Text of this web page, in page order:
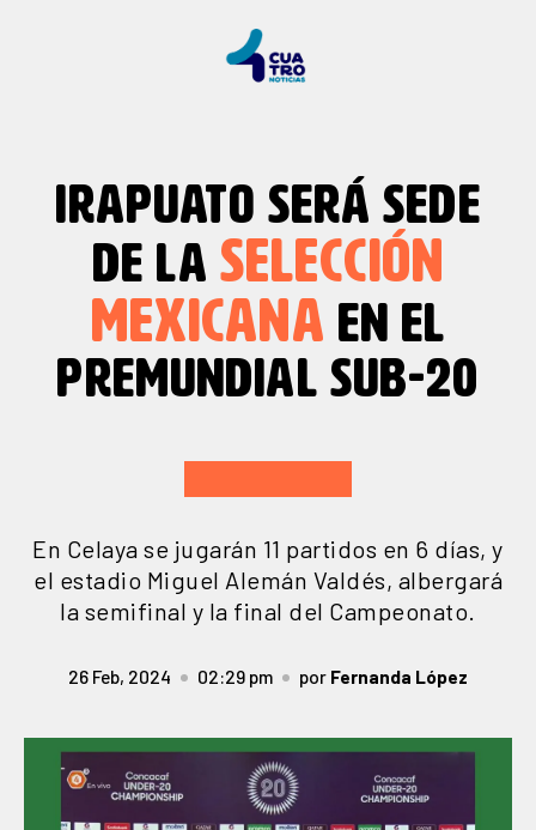
IRAPUATO SERÁ SEDE
DE LA SELECCIÓN
MEXICANA EN EL
PREMUNDIAL SUB-20
En Celaya se jugarán 11 partidos en 6 días, y
el estadio Miguel Alemán Valdés, albergará
la semifinal y la final del Campeonato.
26 Feb, 2024 02:29 pm por Fernanda López